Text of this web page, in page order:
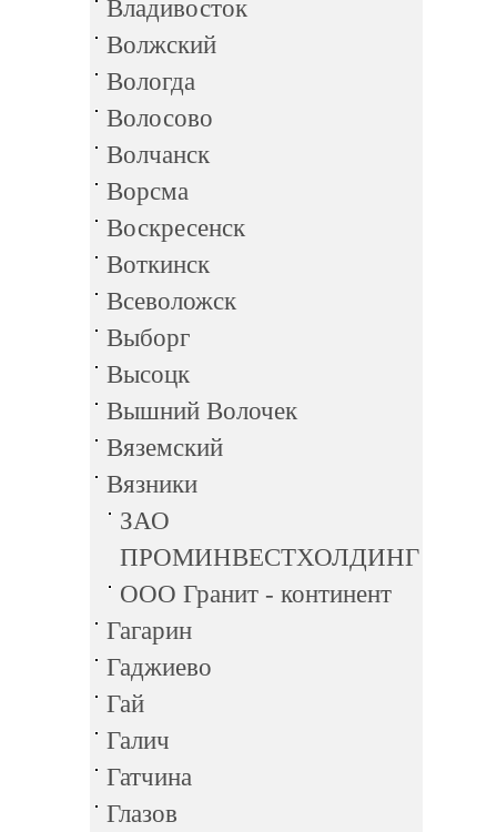
Владивосток
Волжский
Вологда
Волосово
Волчанск
Ворсма
Воскресенск
Воткинск
Всеволожск
Выборг
Высоцк
Вышний Волочек
Вяземский
Вязники
ЗАО
ПРОМИНВЕСТХОЛДИНГ
ООО Гранит - континент
Гагарин
Гаджиево
Гай
Галич
Гатчина
Глазов